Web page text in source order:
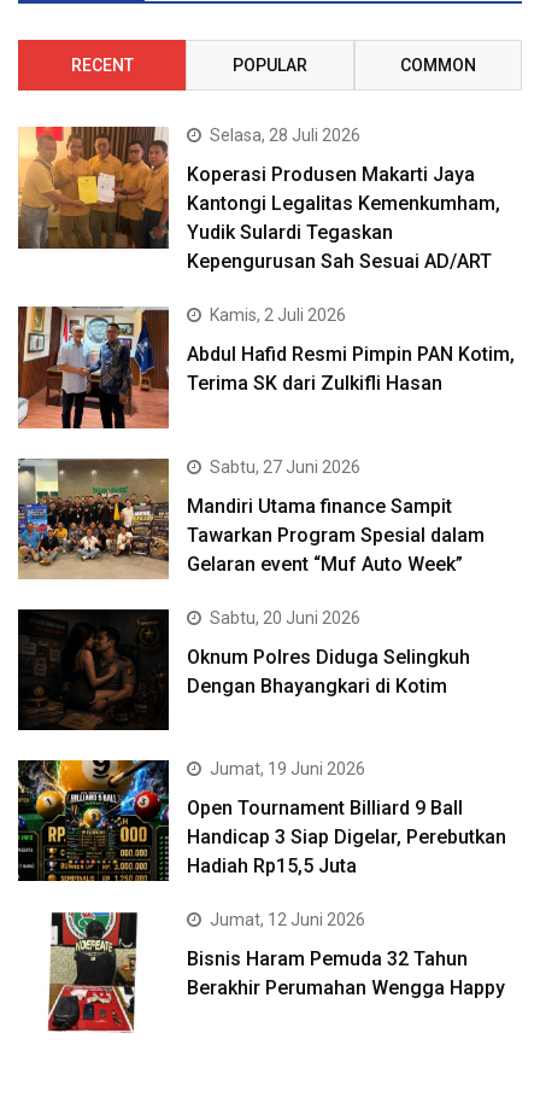
RECENT POPULAR COMMON
Selasa, 28 Juli 2026
Koperasi Produsen Makarti Jaya
Kantongi Legalitas Kemenkumham,
Yudik Sulardi Tegaskan
Kepengurusan Sah Sesuai AD/ART
Kamis, 2 Juli 2026
Abdul Hafid Resmi Pimpin PAN Kotim,
Terima SK dari Zulkifli Hasan
Sabtu, 27 Juni 2026
Mandiri Utama finance Sampit
Tawarkan Program Spesial dalam
Gelaran event “Muf Auto Week”
Sabtu, 20 Juni 2026
Oknum Polres Diduga Selingkuh
Dengan Bhayangkari di Kotim
Jumat, 19 Juni 2026
Open Tournament Billiard 9 Ball
Handicap 3 Siap Digelar, Perebutkan
Hadiah Rp15,5 Juta
Jumat, 12 Juni 2026
Bisnis Haram Pemuda 32 Tahun
Berakhir Perumahan Wengga Happy